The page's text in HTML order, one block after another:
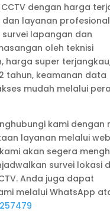
dengan harga
layanan
lapangan dan
oleh teknisi
harga super
tahun, keamanan data
mudah melalui
kami dengan
layanan melalui
akan segera
survei lokasi
Anda juga dapat
melalui WhatsApp